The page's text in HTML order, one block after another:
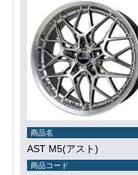
商品名
AST M5(アスト)
商品コード